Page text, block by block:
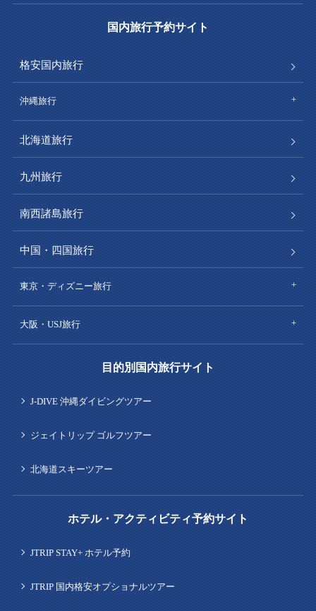
国内旅行予約サイト
格安国内旅行
沖縄旅行
北海道旅行
九州旅行
南西諸島旅行
中国・四国旅行
東京・ディズニー旅行
大阪・USJ旅行
目的別国内旅行サイト
J-DIVE 沖縄ダイビングツアー
ジェイトリップ ゴルフツアー
北海道スキーツアー
ホテル・アクティビティ予約サイト
JTRIP STAY+ ホテル予約
JTRIP 国内格安オプショナルツアー